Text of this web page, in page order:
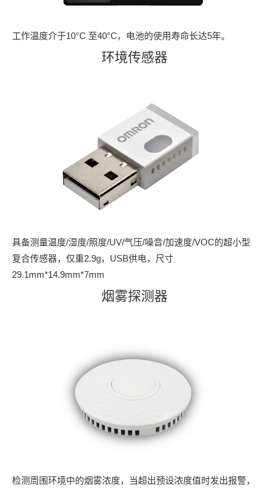
工作温度介于10°C 至40°C，电池的使用寿命长达5年。
环境传感器
具备测量温度/湿度/照度/UV/气压/噪音/加速度/VOC的超小型
复合传感器，仅重2.9g，USB供电，尺寸
29.1mm*14.9mm*7mm
烟雾探测器
检测周围环境中的烟雾浓度，当超出预设浓度值时发出报警，